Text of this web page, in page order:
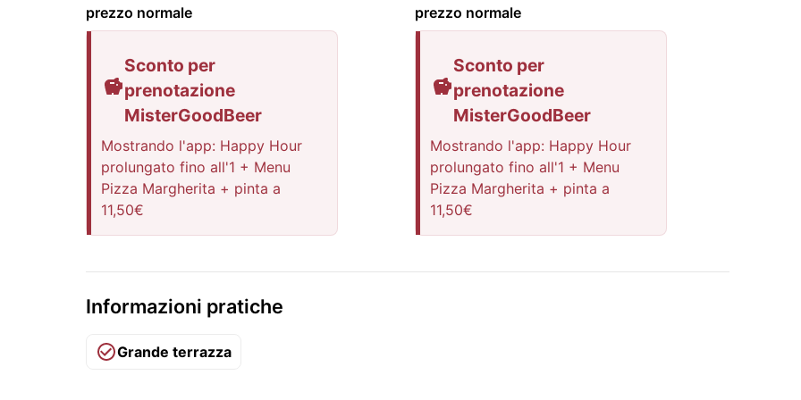
prezzo normale
Sconto per
prenotazione
MisterGoodBeer
Mostrando l'app: Happy Hour
prolungato fino all'1 + Menu
Pizza Margherita + pinta a
11,50€
prezzo normale
Sconto per
prenotazione
MisterGoodBeer
Mostrando l'app: Happy Hour
prolungato fino all'1 + Menu
Pizza Margherita + pinta a
11,50€
Informazioni pratiche
Grande terrazza